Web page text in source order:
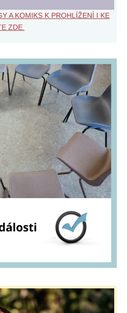
A KOMIKS K PROHLÍŽENÍ I KE
ZDE.